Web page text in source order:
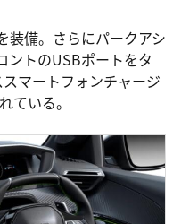
装備。さらにパークアシ
ントのUSBポートをタ
マートフォンチャージ
ている。